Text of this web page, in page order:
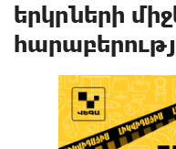
երկրների